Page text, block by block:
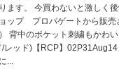
ます。 今買わないと激しく
ップ プロパゲートから販売
） 背中のポケット刺繍もかわ
/レッド)【RCP】
...